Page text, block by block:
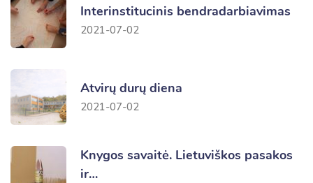
Interinstitucinis bendradarbiavimas
2021-07-02
Atvirų durų diena
2021-07-02
Knygos savaitė. Lietuviškos pasakos
ir…